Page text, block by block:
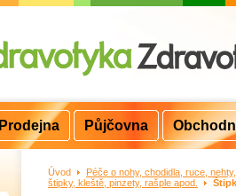
Úvod >
Péče o nohy, chodidla, ruce,
štipky, kleště, pinzety, rašple apod.
>
Prodejna Půjčovna